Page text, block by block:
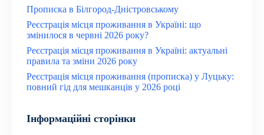
Прописка в Білгород-Дністровському
Реєстрація місця проживання в Україні: що
змінилося в червні 2026 року?
Реєстрація місця проживання в Україні: актуальні
правила та зміни 2026 року
Реєстрація місця проживання (прописка) у Луцьку:
повний гід для мешканців у 2026 році
Інформаційні сторінки